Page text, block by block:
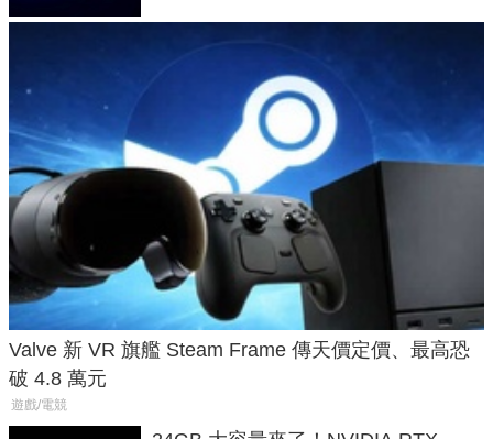
Valve 新 VR 旗艦 Steam Frame 傳天價定價、最高恐
破 4.8 萬元
遊戲/電競